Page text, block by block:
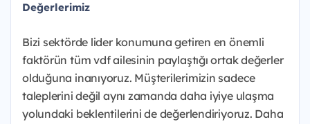
Değerlerimiz
Bizi sektörde lider konumuna getiren en önemli
faktörün tüm vdf ailesinin paylaştığı ortak değerler
olduğuna inanıyoruz. Müşterilerimizin sadece
taleplerini değil aynı zamanda daha iyiye ulaşma
yolundaki beklentilerini de değerlendiriyoruz. Daha